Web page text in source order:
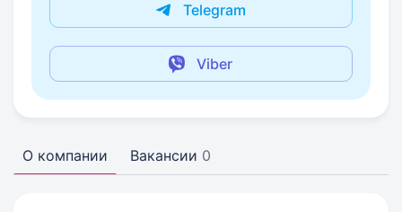
Telegram
Viber
О компании Вакансии 0